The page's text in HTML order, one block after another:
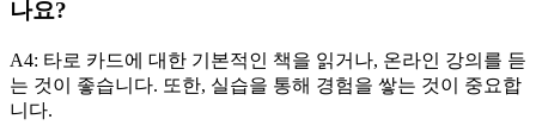
나요?
A4: 타로 카드에 대한 기본적인 책을 읽거나, 온라인 강의를 듣
는 것이 좋습니다. 또한, 실습을 통해 경험을 쌓는 것이 중요합
니다.